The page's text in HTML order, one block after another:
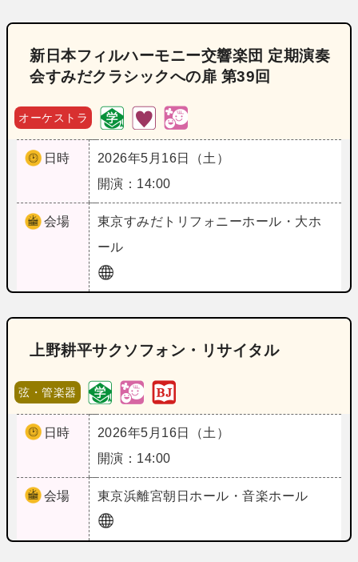
新日本フィルハーモニー交響楽団 定期演奏
会すみだクラシックへの扉 第39回
オーケストラ
日時
2026年5月16日（土）
開演：14:00
会場 東京すみだトリフォニーホール・大ホ
ール
上野耕平サクソフォン・リサイタル
弦・管楽器
日時
2026年5月16日（土）
開演：14:00
会場 東京浜離宮朝日ホール・音楽ホール